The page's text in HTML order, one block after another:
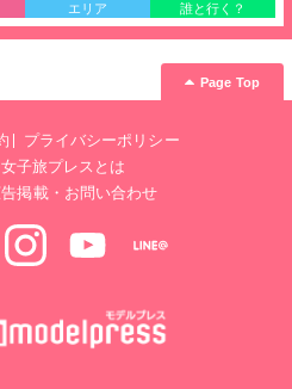
エリア 誰と行く？
Page Top
プライバシーポリシー
女子旅プレスとは
掲載・お問い合わせ